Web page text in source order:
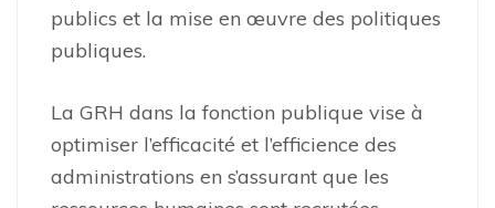
publics et la mise en œuvre des politiques
publiques.
La GRH dans la fonction publique vise à
optimiser l’efficacité et l’efficience des
administrations en s’assurant que les